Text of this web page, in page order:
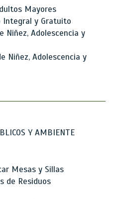
Mayores
Integral y Gratuito
Niñez, Adolescencia y
Niñez, Adolescencia y
Y AMBIENTE
Mesas y Sillas
de Residuos